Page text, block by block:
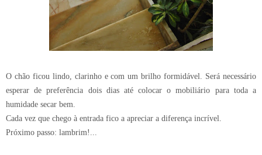
O chão ficou lindo, clarinho e com um brilho formidável. Será necessário
esperar de preferência dois dias até colocar o mobiliário para toda a
humidade secar bem.
Cada vez que chego à entrada fico a apreciar a diferença incrível.
Próximo passo: lambrim!...